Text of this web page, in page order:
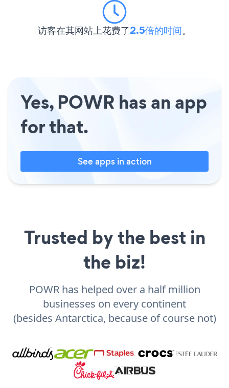
访客在其网站上花费了2.5倍的时间。
Yes, POWR has an app
for that.
See apps in action
Trusted by the best in
the biz!
POWR has helped over a half million
businesses on every continent
(besides Antarctica, because of course not)